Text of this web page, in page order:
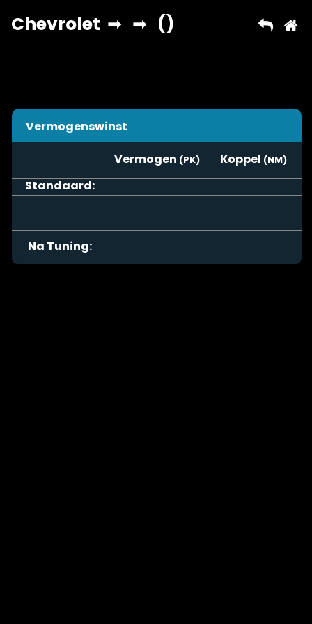
Vermogenswinst
Vermogen
Koppel
Standaard:
Na Tuning: